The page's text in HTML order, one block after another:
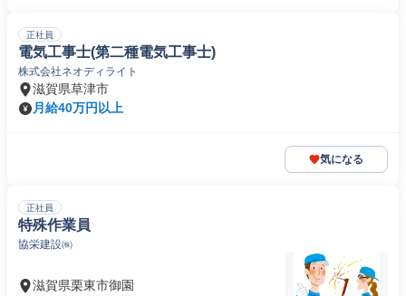
正社員
電気工事士(第二種電気工事士)
株式会社ネオディライト
滋賀県草津市
月給40万円以上
気になる
正社員
特殊作業員
協栄建設㈱
滋賀県栗東市御園